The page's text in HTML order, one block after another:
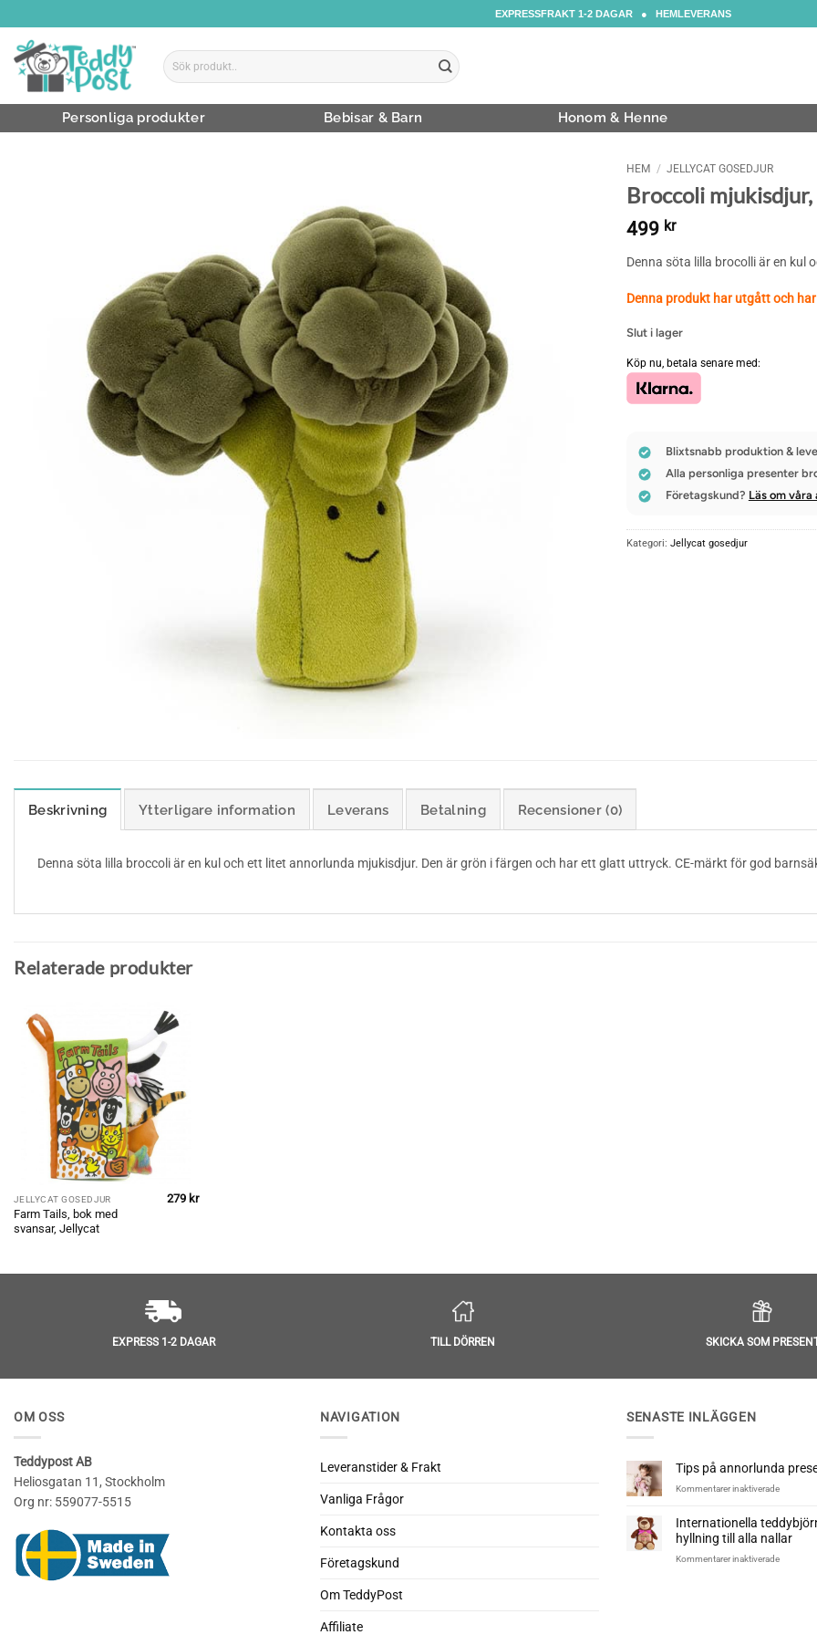
to
content
EXPRESSFRAKT 1-2 DAGAR ● HEMLEVERANS
Sök
efter:
Personliga produkter Bebisar & Barn Honom & Henne
HEM / JELLYCAT GOSEDJUR
Broccoli
499 kr
Denna söta lilla brocolli är en kul
Denna produkt har utgått och
Slut i lager
Köp nu, betala senare med:
Blixtsnabb produktion &
Alla personliga presenter
Företagskund? Läs om våra
Kategori: Jellycat gosedjur
Beskrivning Ytterligare information Leverans Betalning Recensioner (0)
Denna söta lilla broccoli är en kul och ett litet annorlunda mjukisdjur. Den är grön i färgen och har ett glatt uttryck. CE-märkt för god
Relaterade produkter
JELLYCAT GOSEDJUR
Farm Tails, bok med
svansar, Jellycat
279 kr
EXPRESS 1-2 DAGAR TILL DÖRREN SKICKA SOM
OM OSS
Teddypost AB
Heliosgatan 11, Stockholm
Org nr: 559077-5515
NAVIGATION
Leveranstider & Frakt
Vanliga Frågor
Kontakta oss
Företagskund
Om TeddyPost
Affiliate
SENASTE INLÄGGEN
Tips på annorlunda
Kommentarer inaktiveradeför
presenter
till
Internationella
hyllning till alla nallar
Kommentarer inaktiveradeför